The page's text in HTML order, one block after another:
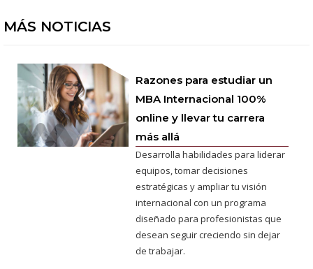
MÁS NOTICIAS
Razones para estudiar un
MBA Internacional 100%
online y llevar tu carrera
más allá
Desarrolla habilidades para liderar
equipos, tomar decisiones
estratégicas y ampliar tu visión
internacional con un programa
diseñado para profesionistas que
desean seguir creciendo sin dejar
de trabajar.